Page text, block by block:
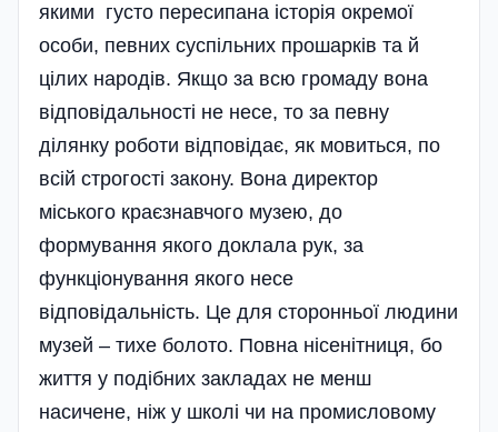
якими густо пересипана історія окремої
особи, певних суспільних прошарків та й
цілих народів. Якщо за всю громаду вона
відповідальності не несе, то за певну
ділянку роботи відповідає, як мовиться, по
всій строгості закону. Вона директор
міського краєзнавчого музею, до
формування якого доклала рук, за
функціонування якого несе
відповідальність. Це для сторонньої людини
музей – тихе болото. Повна нісені­тниця, бо
життя у подібних закладах не менш
насичене, ніж у школі чи на промисловому